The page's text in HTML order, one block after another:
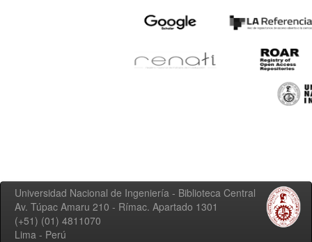
Universidad Nacional de Ingeniería - Biblioteca Central
Av. Túpac Amaru 210 - Rímac. Apartado 1301
(+51) (01) 4811070
Lima - Perú